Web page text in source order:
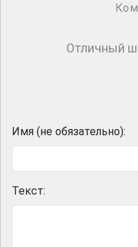
Отличный
Имя (не обязательно):
Текст: